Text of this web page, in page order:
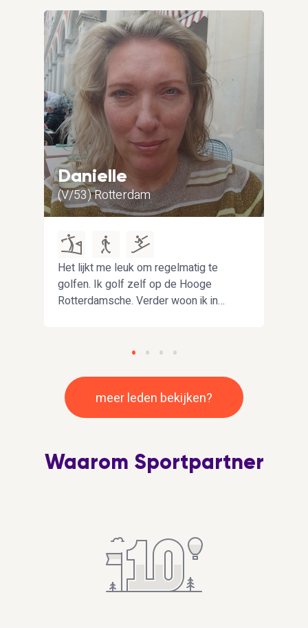
Danielle
(V/53) Rotterdam
Het lijkt me leuk om regelmatig te
golfen. Ik golf zelf op de Hooge
Rotterdamsche. Verder woon ik in
meer leden bekijken?
Waarom Sportpartner